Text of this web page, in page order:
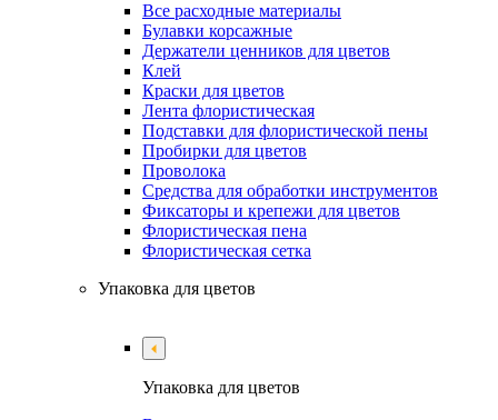
Все расходные материалы
Булавки корсажные
Держатели ценников для цветов
Клей
Краски для цветов
Лента флористическая
Подставки для флористической пены
Пробирки для цветов
Проволока
Средства для обработки инструментов
Фиксаторы и крепежи для цветов
Флористическая пена
Флористическая сетка
Упаковка для цветов
Упаковка для цветов